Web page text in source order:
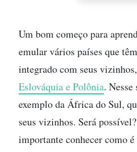
Um bom começo para
emular vários países que
integrado com seus
Eslováquia e Polônia.
exemplo da África do Sul,
seus vizinhos. Será
importante conhecer como é